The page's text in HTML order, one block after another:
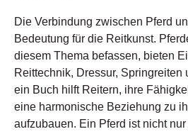
Die Verbindung zwischen Pferd
Bedeutung für die Reitkunst.
diesem Thema befassen, bieten
Reittechnik, Dressur, Springreiten
ein Buch hilft Reitern, ihre
eine harmonische Beziehung zu
aufzubauen. Ein Pferd ist nicht